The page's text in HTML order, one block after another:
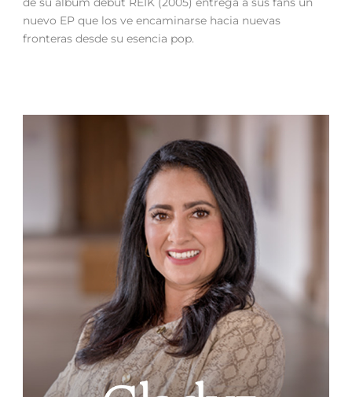
nuevo EP que los ve encaminarse hacia nuevas
fronteras desde su esencia pop.